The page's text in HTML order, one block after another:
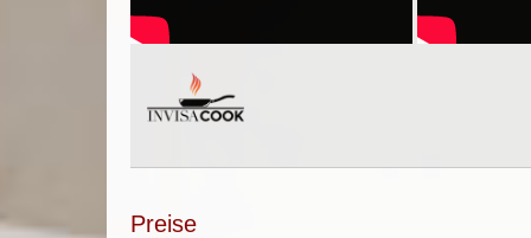
Preise